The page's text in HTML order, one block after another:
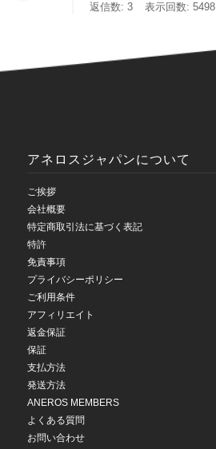
返信数: 3 表示回数: 5498
アネロスジャパンについて
ご挨拶
会社概要
特定商取引法に基づく表記
特許
免責事項
プライバシーポリシー
ご利用条件
アフィリエイト
返金保証
保証
支払方法
発送方法
ANEROS MEMBERS
よくある質問
お問い合わせ